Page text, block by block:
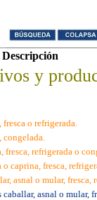
Descripción
y
o refrigerada.
congelada.
fresca, refrigerada o
caprina, fresca,
asnal o mular, fresca,
asnal o mular,